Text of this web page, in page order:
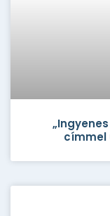
címmel